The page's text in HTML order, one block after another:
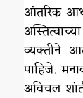
आंतरिक
व्यक्तीने
पाहिजे.
अविचल